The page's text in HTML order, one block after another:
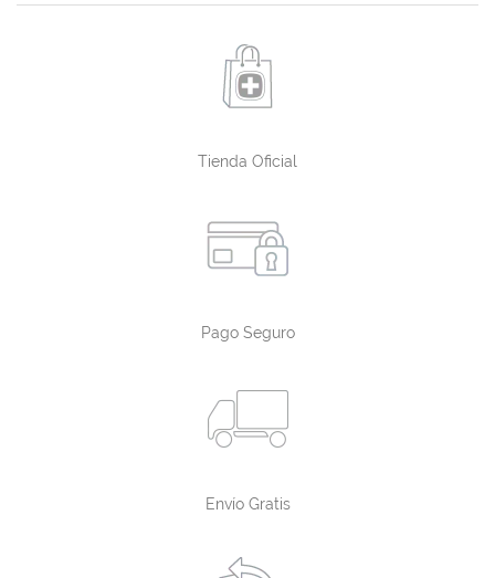
Tienda Oficial
Pago Seguro
Envío Gratis